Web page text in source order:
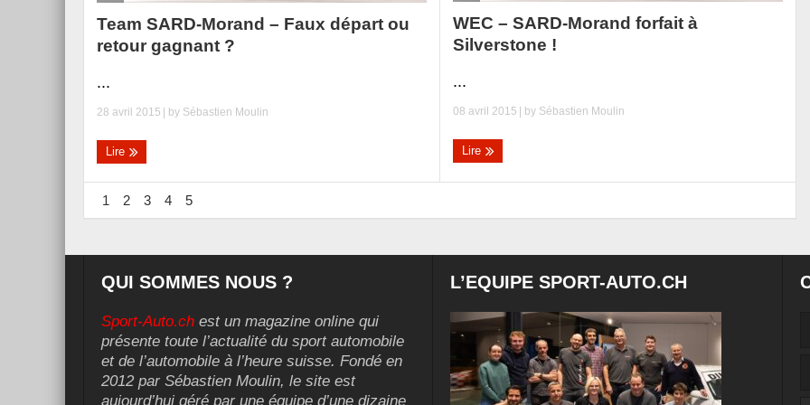
Team SARD-Morand – Faux départ ou
retour gagnant ?
...
28 avril 2015 | by Sébastien Moulin
Lire
WEC – SARD-Morand forfait à
Silverstone !
...
08 avril 2015 | by Sébastien Moulin
Lire
1 2 3 4 5
QUI SOMMES NOUS ?
Sport-Auto.ch est un magazine online qui
présente toute l’actualité du sport automobile
et de l’automobile à l’heure suisse. Fondé en
2012 par Sébastien Moulin, le site est
aujourd’hui géré par une équipe d’une dizaine
L’EQUIPE SPORT-AUTO.CH